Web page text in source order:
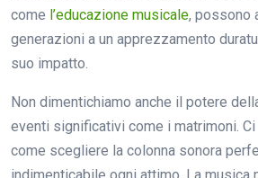
come l’educazione musicale, possono
generazioni a un apprezzamento
suo impatto.
Non dimentichiamo anche il potere
eventi significativi come i matrimoni.
come scegliere la colonna sonora